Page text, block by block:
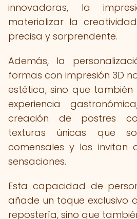
innovadoras, la
materializar la
precisa y sorprendente.
Además, la
formas con impresión 3D
estética, sino que
experiencia
creación de postres
texturas únicas que
comensales y los invitan
sensaciones.
Esta capacidad de
añade un toque exclusivo
repostería, sino que